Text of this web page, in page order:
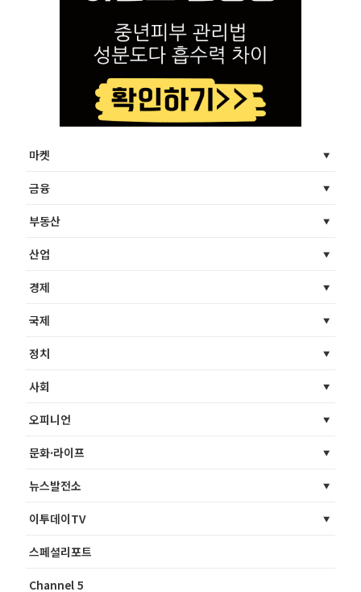
마켓
금융
부동산
산업
경제
국제
정치
사회
오피니언
문화·라이프
뉴스발전소
이투데이TV
스페셜리포트
Channel 5